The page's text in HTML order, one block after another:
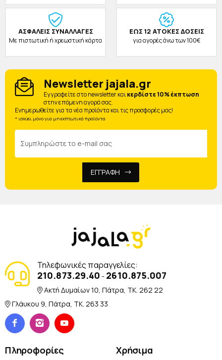
ΑΣΦΑΛΕΙΣ ΣΥΝΑΛΛΑΓΕΣ
Με πιστωτική ή χρεωστική κάρτα
ΕΩΣ 12 ΑΤΟΚΕΣ ΔΟΣΕΙΣ
για αγορές άνω των 100€
Newsletter jajala.gr
Eγγραφείτε στο newsletter καικερδίστε 10% έκπτωση
στην επόμενη αγορά σας.
Ενημερωθείτε για τα νέα προϊόντα και τις προσφορές μας!
* ισχύει μόνο για μη εκπτωτικά προϊόντα
ΕΓΓΡΑΦΗ
Τηλεφωνικές παραγγελίες:
210.873.29.40 - 2610.875.007
Ακτή Δυμαίων 10, Πάτρα, TK. 262 22
Γλάυκου 9, Πάτρα, TK. 263 33
Πληροφορίες Χρήσιμα